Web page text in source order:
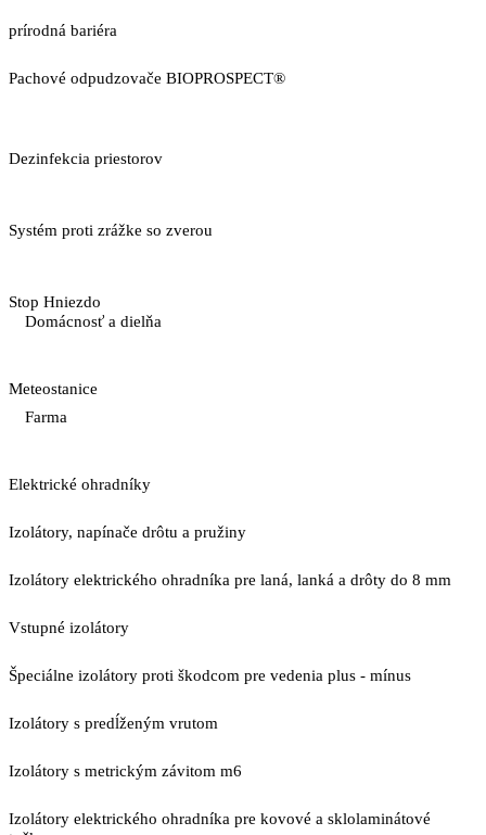
prírodná bariéra
Pachové odpudzovače BIOPROSPECT®
Dezinfekcia priestorov
Systém proti zrážke so zverou
Stop Hniezdo
Domácnosť a dielňa
Meteostanice
Farma
Elektrické ohradníky
Izolátory, napínače drôtu a pružiny
Izolátory elektrického ohradníka pre laná, lanká a drôty do 8 mm
Vstupné izolátory
Špeciálne izolátory proti škodcom pre vedenia plus - mínus
Izolátory s predĺženým vrutom
Izolátory s metrickým závitom m6
Izolátory elektrického ohradníka pre kovové a sklolaminátové